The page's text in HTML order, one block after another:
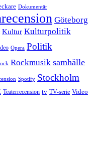
Dokumentär
Göteborg
Kultur Kulturpolitik
Opera Politik
Rockmusik samhälle
Spotify Stockholm
Teaterrecension tv TV-serie Video